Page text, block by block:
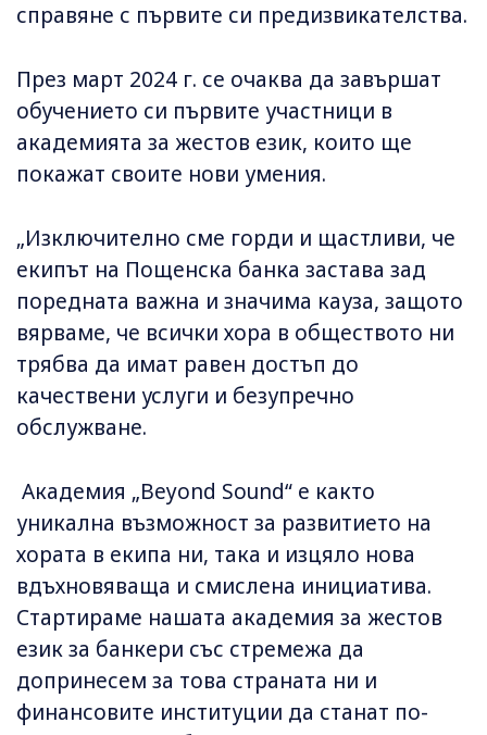
справяне с първите си предизвикателства.
През март 2024 г. се очаква да завършат
обучението си първите участници в
академията за жестов език, които ще
покажат своите нови умения.
„Изключително сме горди и щастливи, че
екипът на Пощенска банка застава зад
поредната важна и значима кауза, защото
вярваме, че всички хора в обществото ни
трябва да имат равен достъп до
качествени услуги и безупречно
обслужване.
Академия „Beyond Sound“ е както
уникална възможност за развитието на
хората в екипа ни, така и изцяло нова
вдъхновяваща и смислена инициатива.
Стартираме нашата академия за жестов
език за банкери със стремежа да
допринесем за това страната ни и
финансовите институции да станат по-